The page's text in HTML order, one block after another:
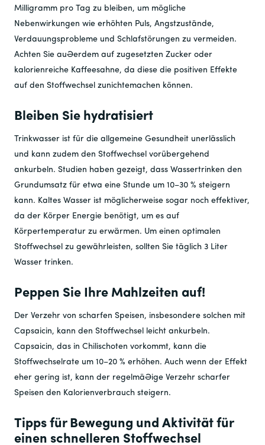
Milligramm pro Tag zu bleiben, um mögliche
Nebenwirkungen wie erhöhten Puls, Angstzustände,
Verdauungsprobleme und Schlafstörungen zu vermeiden.
Achten Sie außerdem auf zugesetzten Zucker oder
kalorienreiche Kaffeesahne, da diese die positiven Effekte
auf den Stoffwechsel zunichtemachen können.
Bleiben Sie hydratisiert
Trinkwasser ist für die allgemeine Gesundheit unerlässlich
und kann zudem den Stoffwechsel vorübergehend
ankurbeln. Studien haben gezeigt, dass Wassertrinken den
Grundumsatz für etwa eine Stunde um 10–30 % steigern
kann. Kaltes Wasser ist möglicherweise sogar noch effektiver,
da der Körper Energie benötigt, um es auf
Körpertemperatur zu erwärmen. Um einen optimalen
Stoffwechsel zu gewährleisten, sollten Sie täglich 3 Liter
Wasser trinken.
Peppen Sie Ihre Mahlzeiten auf!
Der Verzehr von scharfen Speisen, insbesondere solchen mit
Capsaicin, kann den Stoffwechsel leicht ankurbeln.
Capsaicin, das in Chilischoten vorkommt, kann die
Stoffwechselrate um 10–20 % erhöhen. Auch wenn der Effekt
eher gering ist, kann der regelmäßige Verzehr scharfer
Speisen den Kalorienverbrauch steigern.
Tipps für Bewegung und Aktivität für
einen schnelleren Stoffwechsel